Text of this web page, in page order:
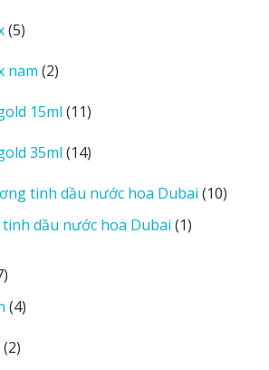
55
phẩm
nam 22
phẩm
15ml 1111
phẩm
35ml 1414
phẩm
tinh dầu nước hoa Dubai 1010
dầu nước hoa Dubai 11
37
sản
phẩm
44
22